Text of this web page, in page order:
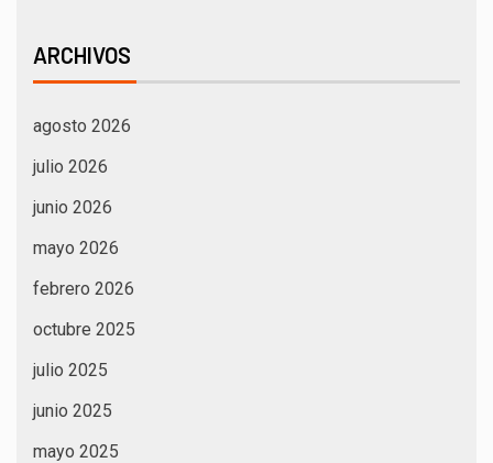
ARCHIVOS
agosto 2026
julio 2026
junio 2026
mayo 2026
febrero 2026
octubre 2025
julio 2025
junio 2025
mayo 2025